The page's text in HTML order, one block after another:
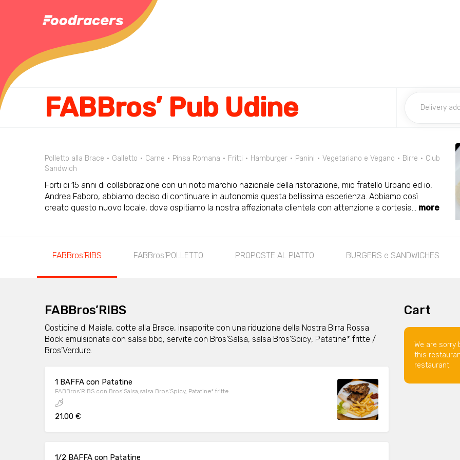
FABBros’ Pub Udine
Polletto alla Brace Galletto Carne Pinsa Romana Fritti Hamburger Panini Vegetariano e Vegano Birre
Club
Sandwich
Forti di 15 anni di collaborazione con un noto marchio nazionale della ristorazione, mio fratello Urbano ed io,
Andrea Fabbro, abbiamo deciso di continuare in autonomia questa bellissima esperienza. Abbiamo così
creato questo nuovo locale, dove ospitiamo la nostra affezionata clientela con attenzione e cortesia... more
FABBros’RIBS FABBros’POLLETTO PROPOSTE AL PIATTO BURGERS e SANDWICHES
FABBros’RIBS
Costicine di Maiale, cotte alla Brace, insaporite con una riduzione della Nostra Birra Rossa
Bock emulsionata con salsa bbq, servite con Bros’Salsa, salsa Bros’Spicy, Patatine* fritte /
Bros’Verdure.
1 BAFFA con Patatine
FABBros’RIBS con Bros’Salsa,salsa Bros’Spicy, Patatine* fritte.
21.00 €
1/2 BAFFA con Patatine
Cart
We are
this
restaurant.